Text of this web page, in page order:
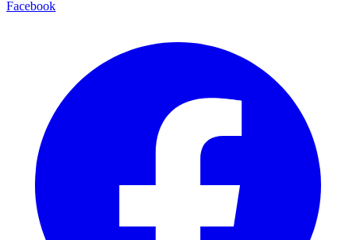
Facebook